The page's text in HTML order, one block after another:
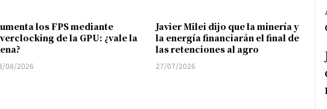
los FPS mediante
de la GPU: ¿vale la
08/2026
Javier Milei dijo que la minería y
la energía financiarán el final de
las retenciones al agro
27/07/2026